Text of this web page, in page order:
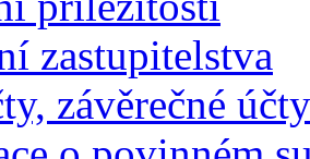
zastupitelstva
závěrečné účty